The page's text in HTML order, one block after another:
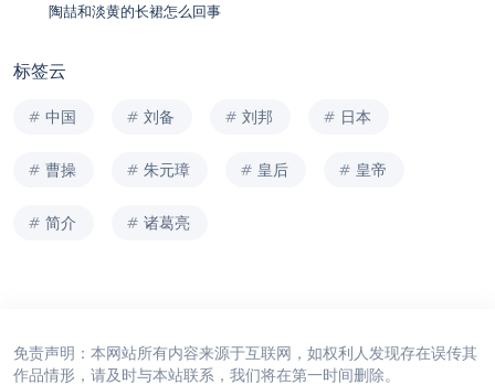
陶喆和淡黄的长裙怎么回事
标签云
中国 刘备 刘邦 日本
曹操 朱元璋 皇后 皇帝
简介 诸葛亮
免责声明：本网站所有内容来源于互联网，如权利人发现存在误传其
作品情形，请及时与本站联系，我们将在第一时间删除。